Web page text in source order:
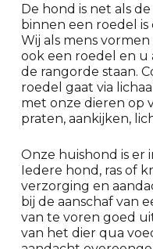
De hond is net als
binnen een roedel
Wij als mens
ook een roedel en u
de rangorde staan.
roedel gaat via
met onze dieren op
praten, aankijken,
Onze huishond is er
Iedere hond, ras of
verzorging en
bij de aanschaf van
van te voren goed
van het dier qua